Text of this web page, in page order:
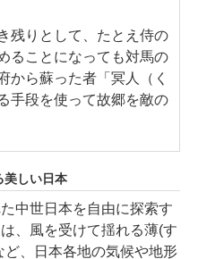
残りとして、たとえ侍の
ることになっても対馬の
から蘇った者「冥人（く
手段を使って故郷を敵の
美しい日本
中世日本を自由に探索す
、風を受けて揺れる薄(す
、日本各地の気候や地形